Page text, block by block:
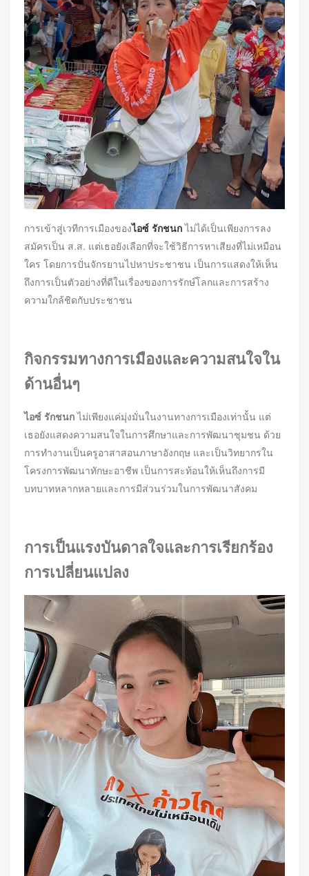
การเข้าสู่เวทีการเมืองของไอซ์ รักชนก ไม่ได้เป็นเพียงการลง
สมัครเป็น ส.ส. แต่เธอยังเลือกที่จะใช้วิธีการหาเสียงที่ไม่เหมือน
ใคร โดยการปั่นจักรยานไปหาประชาชน เป็นการแสดงให้เห็น
ถึงการเป็นตัวอย่างที่ดีในเรื่องของการรักษ์โลกและการสร้าง
ความใกล้ชิดกับประชาชน
กิจกรรมทางการเมืองและความสนใจใน
ด้านอื่นๆ
ไอซ์ รักชนกไม่เพียงแค่มุ่งมั่นในงานทางการเมืองเท่านั้น แต่
เธอยังแสดงความสนใจในการศึกษาและการพัฒนาชุมชน ด้วย
การทำงานเป็นครูอาสาสอนภาษาอังกฤษ และเป็นวิทยากรใน
โครงการพัฒนาทักษะอาชีพ เป็นการสะท้อนให้เห็นถึงการมี
บทบาทหลากหลายและการมีส่วนร่วมในการพัฒนาสังคม
การเป็นแรงบันดาลใจและการเรียกร้อง
การเปลี่ยนแปลง